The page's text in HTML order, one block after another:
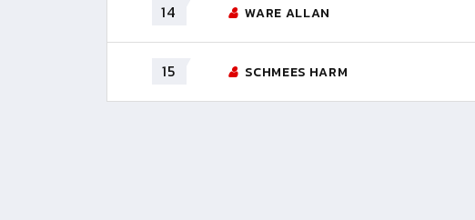
14 WARE ALLAN
15 SCHMEES HARM